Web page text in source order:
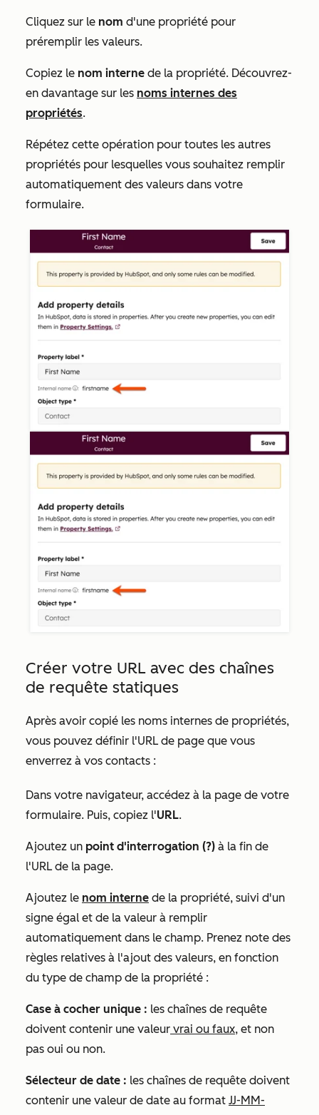
Cliquez sur le nom d'une propriété pour
préremplir les valeurs.
Copiez le nom interne de la propriété. Découvrez-
en davantage sur les noms internes des
propriétés.
Répétez cette opération pour toutes les autres
propriétés pour lesquelles vous souhaitez remplir
automatiquement des valeurs dans votre
formulaire.
Créer votre URL avec des chaînes
de requête statiques
Après avoir copié les noms internes de propriétés,
vous pouvez définir l'URL de page que vous
enverrez à vos contacts :
Dans votre navigateur, accédez à la page de votre
formulaire. Puis, copiez l'URL.
Ajoutez un point d'interrogation (?) à la fin de
l'URL de la page.
Ajoutez le nom interne de la propriété, suivi d'un
signe égal et de la valeur à remplir
automatiquement dans le champ. Prenez note des
règles relatives à l'ajout des valeurs, en fonction
du type de champ de la propriété :
Case à cocher unique : les chaînes de requête
doivent contenir une valeur vrai ou faux, et non
pas oui ou non.
Sélecteur de date : les chaînes de requête doivent
contenir une valeur de date au format JJ-MM-